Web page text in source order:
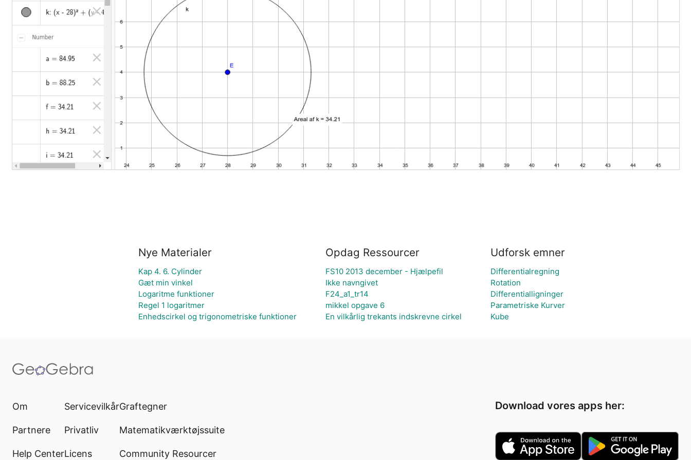
Nye Materialer
Kap 4. 6. Cylinder
Gæt min vinkel
Logaritme funktioner
Regel 1 logaritmer
Enhedscirkel og trigonometriske funktioner
Opdag Ressourcer
FS10 2013 december - Hjælpefil
Ikke navngivet
F24_a1_tr14
mikkel opgave 6
En vilkårlig trekants indskrevne cirkel
Udforsk emner
Differentialregning
Rotation
Differentialligninger
Parametriske Kurver
Kube
Om
Partnere
Help Center
Servicevilkår
Privatliv
Licens
Graftegner
Matematikværktøjssuite
Community Resourcer
Download vores apps her: